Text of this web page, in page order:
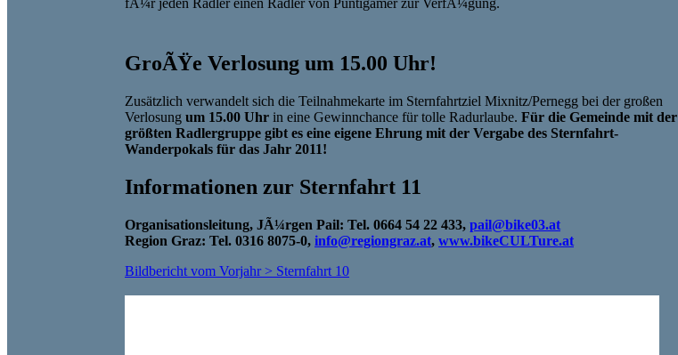
GroÃŸe Verlosung um 15.00 Uhr!
Zusätzlich verwandelt sich die Teilnahmekarte im Sternfahrtziel Mixnitz/Pernegg bei der großen
Verlosung um 15.00 Uhr in eine Gewinnchance für tolle Radurlaube. Für die Gemeinde mit der
größten Radlergruppe gibt es eine eigene Ehrung mit der Vergabe des Sternfahrt-
Wanderpokals für das Jahr 2011!
Informationen zur Sternfahrt 11
Organisationsleitung, JÃ¼rgen Pail: Tel. 0664 54 22 433, pail@bike03.at
Region Graz: Tel. 0316 8075-0, info@regiongraz.at, www.bikeCULTure.at
Bildbericht vom Vorjahr > Sternfahrt 10